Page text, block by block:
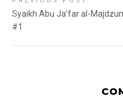
Syaikh Abu Ja’far al-
#1